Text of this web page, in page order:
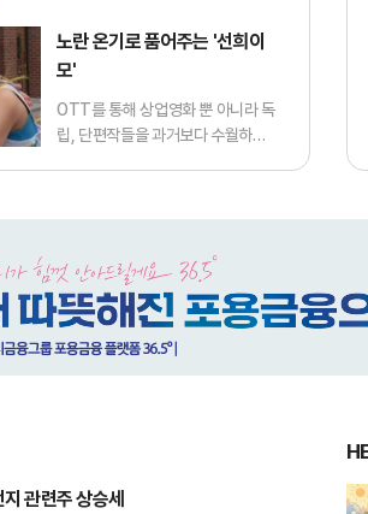
노란 온기로 품어주는 '선희이
모'
OTT를 통해 상업영화 뿐 아니라 독
립, 단편작들을 과거보다 수월하게
이하의 영화들을 찾아 소개합니다. <
편집자 주> 애견미용사 선희(정호정
분)는 어느 날 한 여자로부터 강아지
메주를 맡아달라는 부탁을 받는다.
손님은 메주를 "아름답게 해달라"는
시…
관련주 상승세